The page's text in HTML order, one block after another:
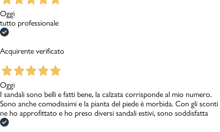
Oggi
tutto professionale
Acquirente verificato
Oggi
I sandali sono belli e fatti bene, la calzata corrisponde al mio numero.
Sono anche comodissimi e la pianta del piede è morbida. Con gli sconti
ne ho approfittato e ho preso diversi sandali estivi, sono soddisfatta